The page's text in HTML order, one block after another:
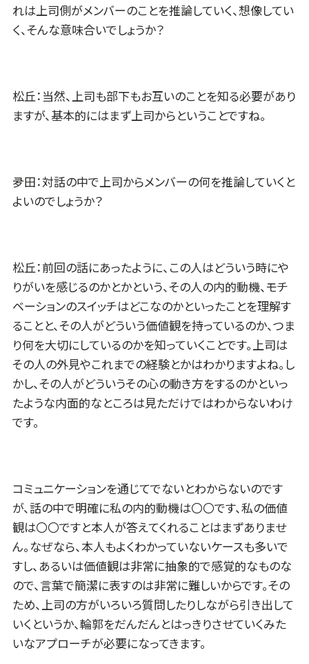
れは上司側がメンバーのことを推論していく、想像してい
く、そんな意味合いでしょうか？
松丘：当然、上司も部下もお互いのことを知る必要があり
ますが、基本的にはまず上司からということですね。
夛田：対話の中で上司からメンバーの何を推論していくと
よいのでしょうか？
松丘：前回の話にあったように、この人はどういう時にや
りがいを感じるのかとかという、その人の内的動機、モチ
ベーションのスイッチはどこなのかといったことを理解す
ることと、その人がどういう価値観を持っているのか、つま
り何を大切にしているのかを知っていくことです。上司は
その人の外見やこれまでの経験とかはわかりますよね。し
かし、その人がどういうその心の動き方をするのかといっ
たような内面的なところは見ただけではわからないわけ
です。
コミュニケーションを通じてでないとわからないのです
が、話の中で明確に私の内的動機は〇〇です、私の価値
観は〇〇ですと本人が答えてくれることはまずありませ
ん。なぜなら、本人もよくわかっていないケースも多いで
すし、あるいは価値観は非常に抽象的で感覚的なものな
ので、言葉で簡潔に表すのは非常に難しいからです。その
ため、上司の方がいろいろ質問したりしながら引き出して
いくというか、輪郭をだんだんとはっきりさせていくみた
いなアプローチが必要になってきます。